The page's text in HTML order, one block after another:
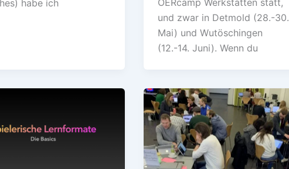
habe ich
OERcamp Werkstätten statt,
und zwar in Detmold (28.-30.
Mai) und Wutöschingen
(12.-14. Juni). Wenn du